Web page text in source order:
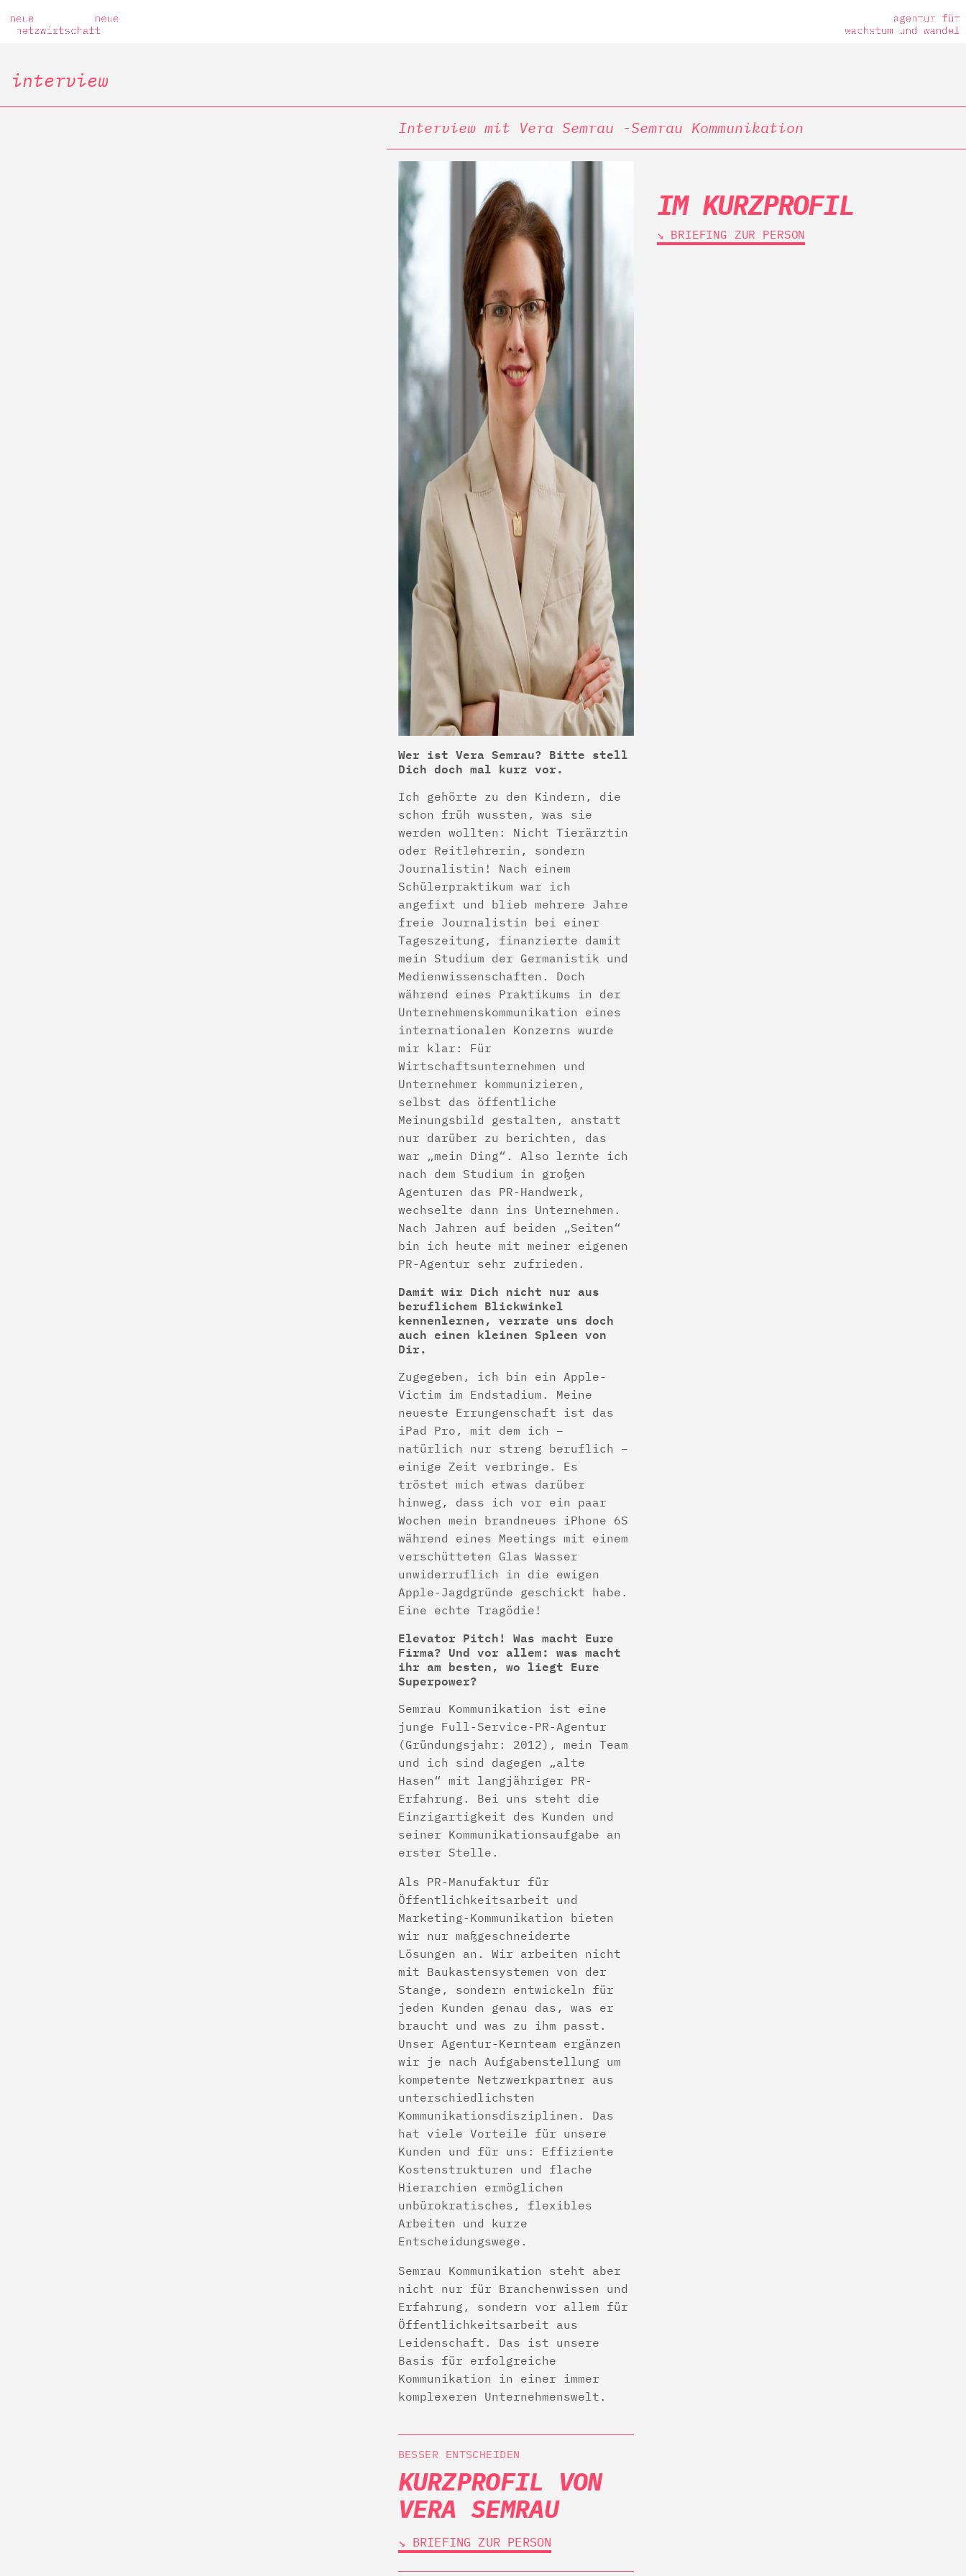
interview
Interview mit Vera Semrau -Semrau Kommunikation
Wer ist Vera Semrau? Bitte stell
Dich doch mal kurz vor.
Ich gehörte zu den Kindern, die
schon früh wussten, was sie
werden wollten: Nicht Tierärztin
oder Reitlehrerin, sondern
Journalistin! Nach einem
Schülerpraktikum war ich
angefixt und blieb mehrere Jahre
freie Journalistin bei einer
Tageszeitung, finanzierte damit
mein Studium der Germanistik und
Medienwissenschaften. Doch
während eines Praktikums in der
Unternehmenskommunikation eines
internationalen Konzerns wurde
mir klar: Für
Wirtschaftsunternehmen und
Unternehmer kommunizieren,
selbst das öffentliche
Meinungsbild gestalten, anstatt
nur darüber zu berichten, das
war „mein Ding“. Also lernte ich
nach dem Studium in großen
Agenturen das PR-Handwerk,
wechselte dann ins Unternehmen.
Nach Jahren auf beiden „Seiten“
bin ich heute mit meiner eigenen
PR-Agentur sehr zufrieden.
Damit wir Dich nicht nur aus
beruflichem Blickwinkel
kennenlernen, verrate uns doch
auch einen kleinen Spleen von
Dir.
Zugegeben, ich bin ein Apple-
Victim im Endstadium. Meine
neueste Errungenschaft ist das
iPad Pro, mit dem ich –
natürlich nur streng beruflich –
einige Zeit verbringe. Es
tröstet mich etwas darüber
hinweg, dass ich vor ein paar
Wochen mein brandneues iPhone 6S
während eines Meetings mit einem
verschütteten Glas Wasser
unwiderruflich in die ewigen
Apple-Jagdgründe geschickt habe.
Eine echte Tragödie!
Elevator Pitch! Was macht Eure
Firma? Und vor allem: was macht
ihr am besten, wo liegt Eure
Superpower?
Semrau Kommunikation ist eine
junge Full-Service-PR-Agentur
(Gründungsjahr: 2012), mein Team
und ich sind dagegen „alte
Hasen“ mit langjähriger PR-
Erfahrung. Bei uns steht die
Einzigartigkeit des Kunden und
seiner Kommunikationsaufgabe an
erster Stelle.
Als PR-Manufaktur für
Öffentlichkeitsarbeit und
Marketing-Kommunikation bieten
wir nur maßgeschneiderte
Lösungen an. Wir arbeiten nicht
mit Baukastensystemen von der
Stange, sondern entwickeln für
jeden Kunden genau das, was er
braucht und was zu ihm passt.
Unser Agentur-Kernteam ergänzen
wir je nach Aufgabenstellung um
kompetente Netzwerkpartner aus
unterschiedlichsten
Kommunikationsdisziplinen. Das
hat viele Vorteile für unsere
Kunden und für uns: Effiziente
Kostenstrukturen und flache
Hierarchien ermöglichen
unbürokratisches, flexibles
Arbeiten und kurze
Entscheidungswege.
Semrau Kommunikation steht aber
nicht nur für Branchenwissen und
Erfahrung, sondern vor allem für
Öffentlichkeitsarbeit aus
Leidenschaft. Das ist unsere
Basis für erfolgreiche
Kommunikation in einer immer
komplexeren Unternehmenswelt.
BESSER ENTSCHEIDEN
KURZPROFIL VON
VERA SEMRAU
↘︎ BRIEFING ZUR PERSON
IM KURZPROFIL
↘︎ BRIEFING ZUR PERSON